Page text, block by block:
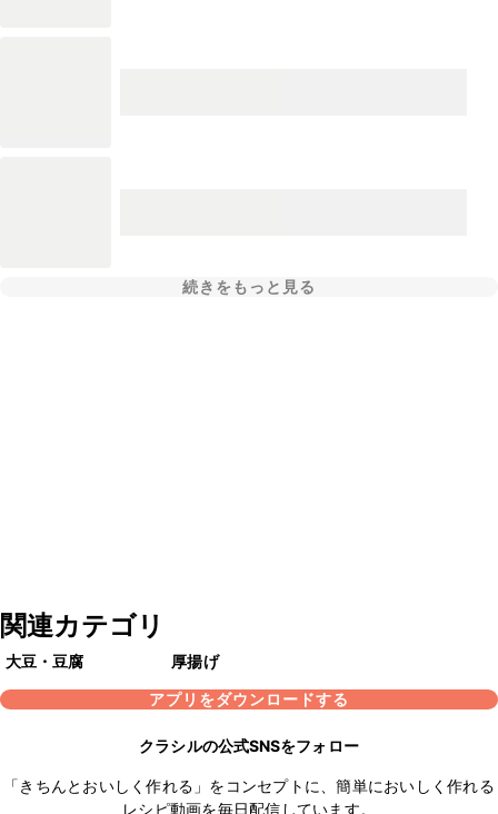
続きをもっと見る
関連カテゴリ
大豆・豆腐
厚揚げ
アプリをダウンロードする
クラシルの公式SNSをフォロー
「きちんとおいしく作れる」をコンセプトに、簡単においしく作れる
レシピ動画を毎日配信しています。